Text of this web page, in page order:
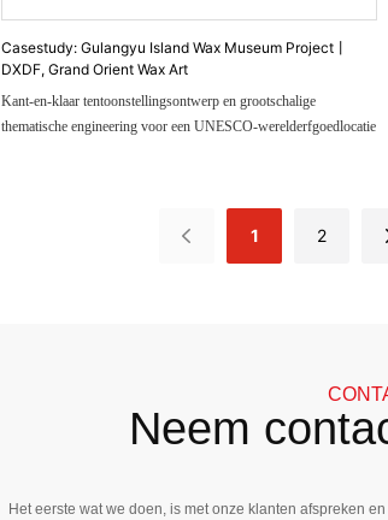
Casestudy: Gulangyu Island Wax Museum Project丨
DXDF, Grand Orient Wax Art
Kant-en-klaar tentoonstellingsontwerp en grootschalige
thematische engineering voor een UNESCO-werelderfgoedlocatie
1 2
Neem
Het eerste wat we doen, is met onze klanten afspreken